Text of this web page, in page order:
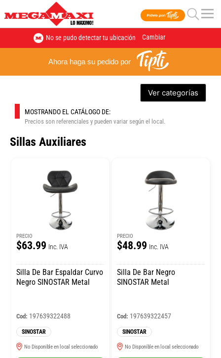
No se pudo detectar tu ubicación Cambiar
Ahora haga su pedido por
Ver categorías
MOSTRANDO EL CATÁLOGO DE:
Precios son referenciales y pueden variar según el local.
Sillas Auxiliares
PRECIO
$63.99 Inc. IVA
Silla De Bar Espaldar Curvo
Negro SINOSTAR Metal
Cod: 197639322488
SINOSTAR
No Disponible en local seleccionado
PRECIO
$48.99 Inc. IVA
Silla De Bar Negro
SINOSTAR Metal
Cod: 197639322457
SINOSTAR
No Disponible en local seleccionado